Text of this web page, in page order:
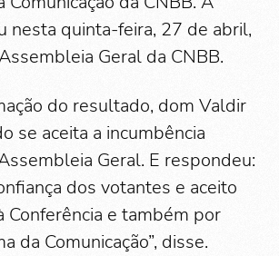
nesta quinta-feira, 27 de abril,
Geral da CNBB.
do resultado, dom Valdir
se aceita a incumbência
Geral. E respondeu:
dos votantes e aceito
Conferência e também por
da Comunicação”, disse.